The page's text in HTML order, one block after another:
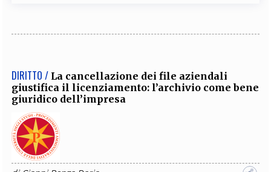
DIRITTO / La cancellazione dei file aziendali
giustifica il licenziamento: l’archivio come bene
giuridico dell’impresa